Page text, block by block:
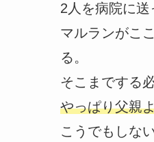
2人を病院に
マルランがこ
る。
そこまでする
やっぱり父親
こうでもしな